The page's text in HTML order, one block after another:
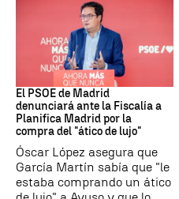
PSOE MADRID
El PSOE de Madrid
denunciará ante la Fiscalía a
Planifica Madrid por la
compra del "ático de lujo"
Óscar López asegura que
García Martín sabía que "le
estaba comprando un ático